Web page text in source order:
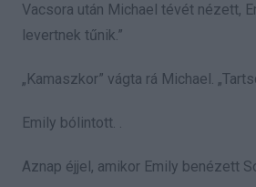
Vacsora után Michael tévét nézett,
levertnek tűnik.”
„Kamaszkor” vágta rá Michael.
Emily bólintott. .
Aznap éjjel, amikor Emily benézett